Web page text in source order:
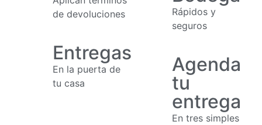
de devoluciones
Rápidos y
seguros
Entregas
En la puerta de
tu casa
Agenda
tu
entrega
En tres simples